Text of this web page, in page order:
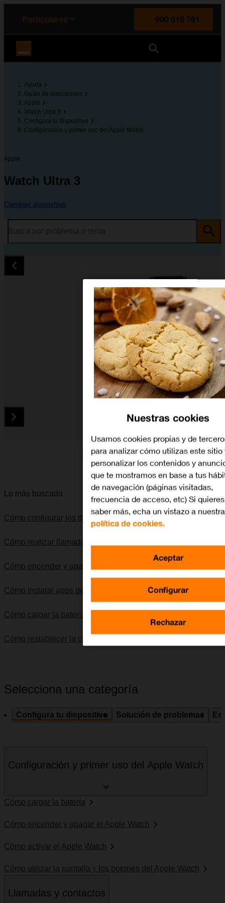
principal
la página
Particulares
900 815 761
Ayuda
Guías de dispositivos
Apple
Watch Ultra 3
Configura tu dispositivo
Configuración y primer uso del Apple Watch
Apple
Watch Ultra 3
Cambiar dispositivo
Diapositiva 1 de 4. Apple Watch Ultra 3 - Black - imagen 1
Lo quiero
Lo más buscado
Cómo configurar los datos móviles en el Apple Watch
Cómo realizar llamadas
Cómo encender y apagar el Apple Watch
Cómo instalar apps de App Store en el Apple Watch
Cómo cargar la batería
Cómo restablecer la configuración predeterminada
Selecciona una categoría
Configura tu dispositivo Solución de problemas
Configuración y primer uso del Apple Watch
Cómo cargar la batería
Cómo encender y apagar el Apple Watch
Cómo activar el Apple Watch
Cómo utilizar la pantalla y los botones del Apple Watch
Llamadas y contactos
Nuestras cookies
Usamos cookies propias y de
para analizar cómo utilizas este sitio
personalizar los contenidos y
que te mostramos en base a tus
de navegación (páginas visitadas,
frecuencia de acceso, etc) Si quieres
saber más, echa un vistazo a nuestra
política de cookies.
Configurar
Rechazar
Aceptar